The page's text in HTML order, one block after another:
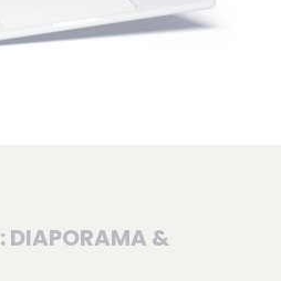
DIAPORAMA &